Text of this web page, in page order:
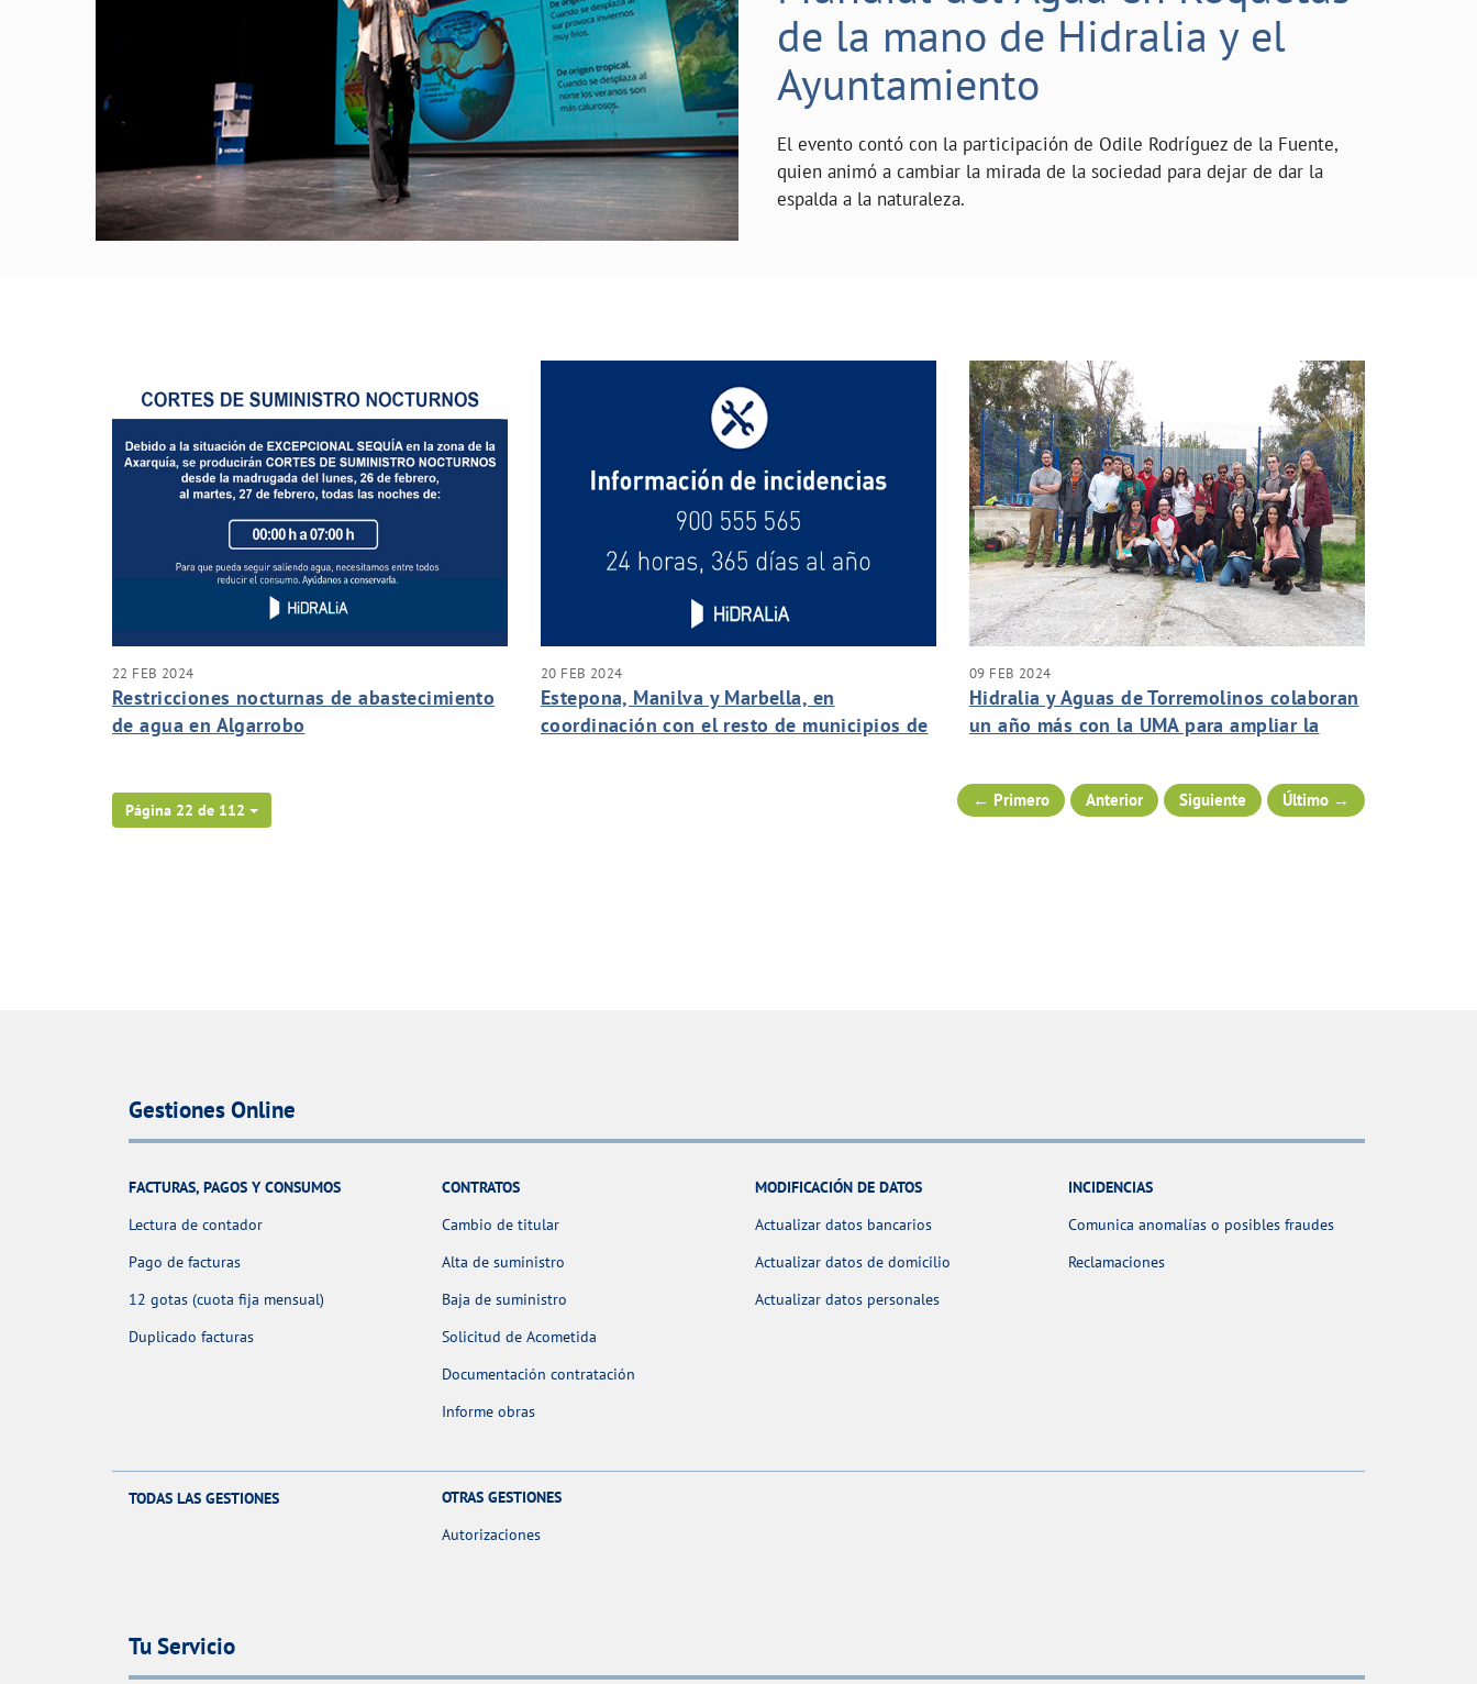
de la mano de Hidralia y el
Ayuntamiento
El evento contó con la participación de Odile Rodríguez de la Fuente,
quien animó a cambiar la mirada de la sociedad para dejar de dar la
espalda a la naturaleza.
22 FEB 2024
Restricciones nocturnas de abastecimiento
de agua en Algarrobo
20 FEB 2024
Estepona, Manilva y Marbella, en
coordinación con el resto de municipios de
09 FEB 2024
Hidralia y Aguas de Torremolinos colaboran
un año más con la UMA para ampliar la
Página 22 de 112
← Primero Anterior Siguiente Último →
Gestiones Online
FACTURAS, PAGOS Y CONSUMOS
Lectura de contador
Pago de facturas
12 gotas (cuota fija mensual)
Duplicado facturas
CONTRATOS
Cambio de titular
Alta de suministro
Baja de suministro
Solicitud de Acometida
Documentación contratación
Informe obras
MODIFICACIÓN DE DATOS
Actualizar datos bancarios
Actualizar datos de domicilio
Actualizar datos personales
INCIDENCIAS
Comunica anomalías o posibles fraudes
Reclamaciones
TODAS LAS GESTIONES
OTRAS GESTIONES
Autorizaciones
Tu Servicio